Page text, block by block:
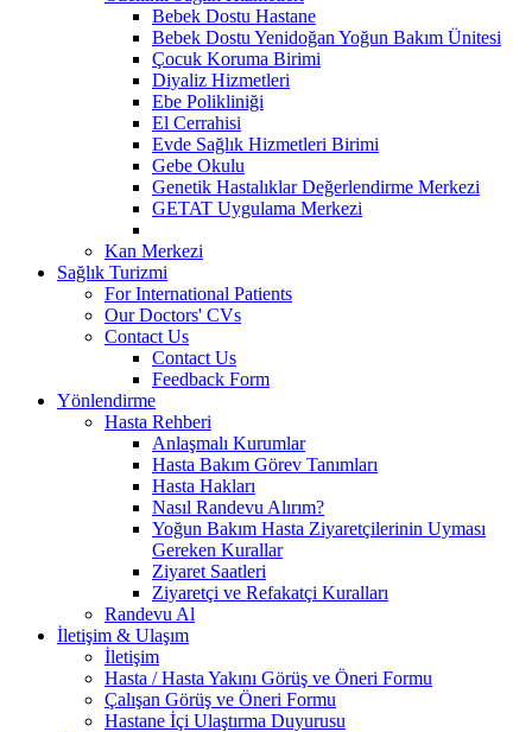
Bebek Dostu Hastane
Bebek Dostu Yenidoğan Yoğun Bakım Ünitesi
Çocuk Koruma Birimi
Diyaliz Hizmetleri
Ebe Polikliniği
El Cerrahisi
Evde Sağlık Hizmetleri Birimi
Gebe Okulu
Genetik Hastalıklar Değerlendirme Merkezi
GETAT Uygulama Merkezi
Kan Merkezi
Sağlık Turizmi
For International Patients
Our Doctors' CVs
Contact Us
Contact Us
Feedback Form
Yönlendirme
Hasta Rehberi
Anlaşmalı Kurumlar
Hasta Bakım Görev Tanımları
Hasta Hakları
Nasıl Randevu Alırım?
Yoğun Bakım Hasta Ziyaretçilerinin Uyması
Gereken Kurallar
Ziyaret Saatleri
Ziyaretçi ve Refakatçi Kuralları
Randevu Al
İletişim & Ulaşım
İletişim
Hasta / Hasta Yakını Görüş ve Öneri Formu
Çalışan Görüş ve Öneri Formu
Hastane İçi Ulaştırma Duyurusu